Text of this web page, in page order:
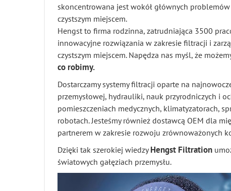
skoncentrowana jest wokół głównych
czystszym miejscem.
Hengst to firma rodzinna, zatrudniająca 3500
innowacyjne rozwiązania w zakresie filtracji i
czystszym miejscem. Napędza nas myśl, że
co robimy.
Dostarczamy systemy filtracji oparte na
przemysłowej, hydrauliki, nauk przyrodniczych i
pomieszczeniach medycznych, klimatyzatorach,
robotach. Jesteśmy również dostawcą OEM dla
partnerem w zakresie rozwoju zrównoważonych
Dzięki tak szerokiej wiedzyHengst Filtration
światowych gałęziach przemysłu.